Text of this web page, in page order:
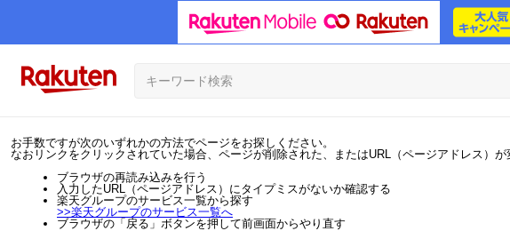
お手数ですが次のいずれかの方法でページをお探しください。
なおリンクをクリックされていた場合、ページが削除された、またはURL（ページアドレス）が
ブラウザの再読み込みを行う
入力したURL（ページアドレス）にタイプミスがないか確認する
楽天グループのサービス一覧から探す
>>楽天グループのサービス一覧へ
ブラウザの「戻る」ボタンを押して前画面からやり直す